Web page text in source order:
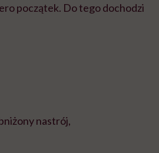
początek. Do tego dochodzi
nastrój,